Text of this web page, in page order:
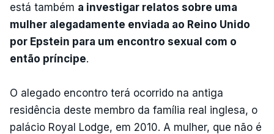
está também a investigar relatos sobre uma
mulher alegadamente enviada ao Reino Unido
por Epstein para um encontro sexual com o
então príncipe.
O alegado encontro terá ocorrido na antiga
residência deste membro da família real inglesa, o
palácio Royal Lodge, em 2010. A mulher, que não é